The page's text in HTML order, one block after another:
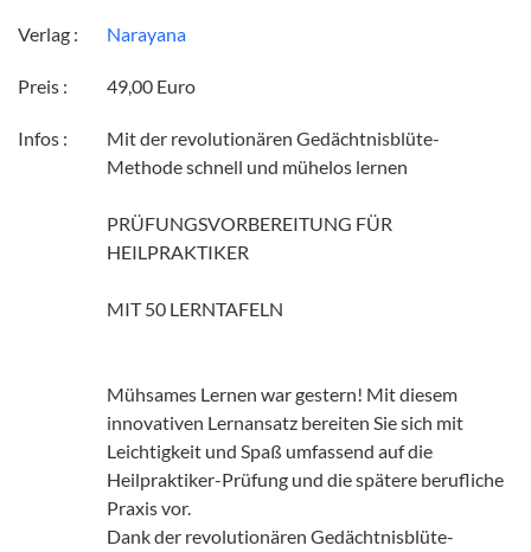
Verlag : Narayana
Preis : 49,00 Euro
Infos :
Mit der revolutionären Gedächtnisblüte-
Methode schnell und mühelos lernen
PRÜFUNGSVORBEREITUNG FÜR
HEILPRAKTIKER
MIT 50 LERNTAFELN
Mühsames Lernen war gestern! Mit diesem
innovativen Lernansatz bereiten Sie sich mit
Leichtigkeit und Spaß umfassend auf die
Heilpraktiker-Prüfung und die spätere berufliche
Praxis vor.
Dank der revolutionären Gedächtnisblüte-